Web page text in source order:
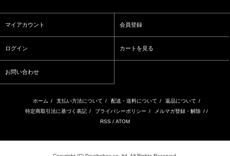
マイアカウント 会員登録
ログイン カートを見る
お問い合わせ
ホーム / 支払い方法について / 配送・送料について / 返品について /
特定商取引法に基づく表記 / プライバシーポリシー / メルマガ登録・解除 / /
RSS / ATOM